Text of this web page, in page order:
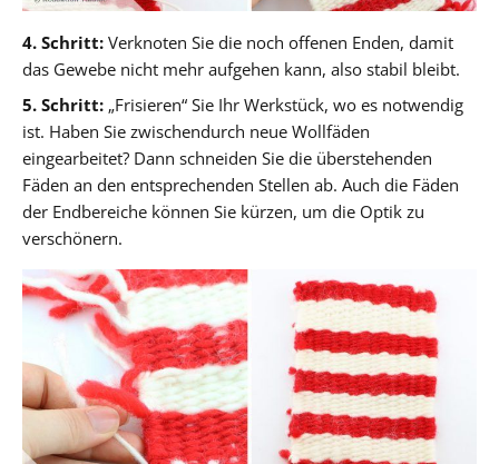
4. Schritt: Verknoten Sie die noch offenen Enden, damit
das Gewebe nicht mehr aufgehen kann, also stabil bleibt.
5. Schritt: „Frisieren“ Sie Ihr Werkstück, wo es notwendig
ist. Haben Sie zwischendurch neue Wollfäden
eingearbeitet? Dann schneiden Sie die überstehenden
Fäden an den entsprechenden Stellen ab. Auch die Fäden
der Endbereiche können Sie kürzen, um die Optik zu
verschönern.